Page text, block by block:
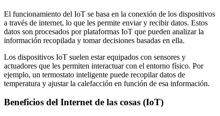
El funcionamiento del IoT se basa en la conexión de los dispositivos
a través de internet, lo que les permite enviar y recibir datos. Estos
datos son procesados por plataformas IoT que pueden analizar la
información recopilada y tomar decisiones basadas en ella.
Los dispositivos IoT suelen estar equipados con sensores y
actuadores que les permiten interactuar con el entorno físico. Por
ejemplo, un termostato inteligente puede recopilar datos de
temperatura y ajustar la calefacción en función de esa información.
Beneficios del Internet de las cosas (IoT)